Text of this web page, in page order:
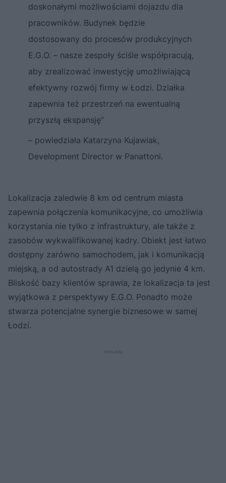
doskonałymi możliwościami dojazdu dla
pracowników. Budynek będzie
dostosowany do procesów produkcyjnych
E.G.O. – nasze zespoły ściśle współpracują,
aby zrealizować inwestycję umożliwiającą
efektywny rozwój firmy w Łodzi. Działka
zapewnia też przestrzeń na ewentualną
przyszłą ekspansję”
– powiedziała Katarzyna Kujawiak,
Development Director w Panattoni.
Lokalizacja zaledwie 8 km od centrum miasta
zapewnia połączenia komunikacyjne, co umożliwia
korzystania nie tylko z infrastruktury, ale także z
zasobów wykwalifikowanej kadry. Obiekt jest łatwo
dostępny zarówno samochodem, jak i komunikacją
miejską, a od autostrady A1 dzielą go jedynie 4 km.
Bliskość bazy klientów sprawia, że lokalizacja ta jest
wyjątkowa z perspektywy E.G.O. Ponadto może
stwarza potencjalne synergie biznesowe w samej
Łodzi.